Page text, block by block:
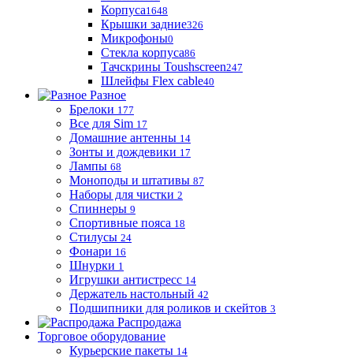
Корпуса1648
Крышки задние326
Микрофоны0
Стекла корпуса86
Тачскрины Toushscreen247
Шлейфы Flex cable40
Разное
Брелоки 177
Все для Sim 17
Домашние антенны 14
Зонты и дождевики 17
Лампы 68
Моноподы и штативы 87
Наборы для чистки 2
Спиннеры 9
Спортивные пояса 18
Стилусы 24
Фонари 16
Шнурки 1
Игрушки антистресс 14
Держатель настольный 42
Подшипники для роликов и скейтов 3
Распродажа
Торговое оборудование
Курьерские пакеты 14